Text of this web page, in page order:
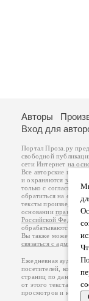
Авторы
Вход для
Портал Проза.ру
свободной
сети Интернет на
Все авторские права
и охраняются законом
только с согласия
обратиться на его
тексты произведений
основанииправил
Российской Федерации
обрабатываются на
Вы также можете
связаться с
Ежедневная
посетителей,
страниц по данным
от этого текста. В
просмотров и